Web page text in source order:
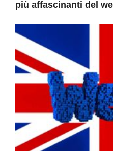
più affascinanti del